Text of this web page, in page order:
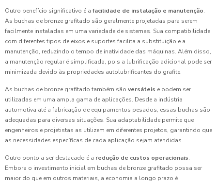
Outro benefício significativo é a facilidade de instalação e manutenção.
As buchas de bronze grafitado são geralmente projetadas para serem
facilmente instaladas em uma variedade de sistemas. Sua compatibilidade
com diferentes tipos de eixos e suportes facilita a substituição e a
manutenção, reduzindo o tempo de inatividade das máquinas. Além disso,
a manutenção regular é simplificada, pois a lubrificação adicional pode ser
minimizada devido às propriedades autolubrificantes do grafite.
As buchas de bronze grafitado também são versáteis e podem ser
utilizadas em uma ampla gama de aplicações. Desde a indústria
automotiva até a fabricação de equipamentos pesados, essas buchas são
adequadas para diversas situações. Sua adaptabilidade permite que
engenheiros e projetistas as utilizem em diferentes projetos, garantindo que
as necessidades específicas de cada aplicação sejam atendidas.
Outro ponto a ser destacado é a redução de custos operacionais.
Embora o investimento inicial em buchas de bronze grafitado possa ser
maior do que em outros materiais, a economia a longo prazo é